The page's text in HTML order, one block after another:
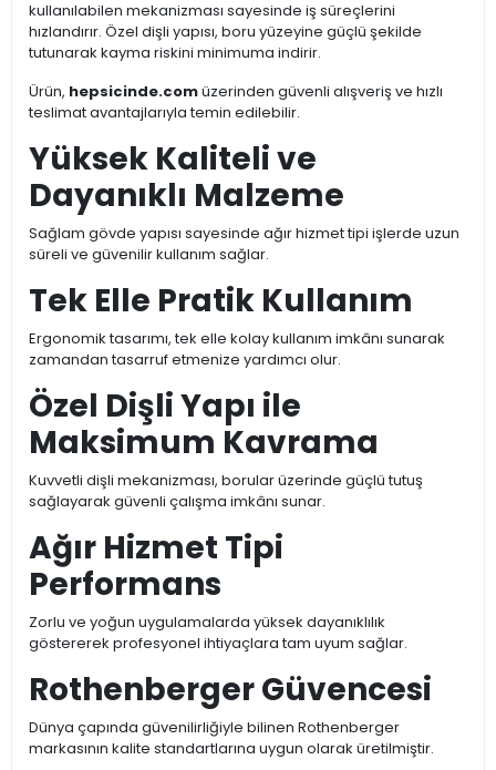
kullanılabilen mekanizması sayesinde iş süreçlerini
hızlandırır. Özel dişli yapısı, boru yüzeyine güçlü şekilde
tutunarak kayma riskini minimuma indirir.
Ürün, hepsicinde.comüzerinden güvenli alışveriş ve hızlı
teslimat avantajlarıyla temin edilebilir.
Yüksek Kaliteli ve
Dayanıklı Malzeme
Sağlam gövde yapısı sayesinde ağır hizmet tipi işlerde uzun
süreli ve güvenilir kullanım sağlar.
Tek Elle Pratik Kullanım
Ergonomik tasarımı, tek elle kolay kullanım imkânı sunarak
zamandan tasarruf etmenize yardımcı olur.
Özel Dişli Yapı ile
Maksimum Kavrama
Kuvvetli dişli mekanizması, borular üzerinde güçlü tutuş
sağlayarak güvenli çalışma imkânı sunar.
Ağır Hizmet Tipi
Performans
Zorlu ve yoğun uygulamalarda yüksek dayanıklılık
göstererek profesyonel ihtiyaçlara tam uyum sağlar.
Rothenberger Güvencesi
Dünya çapında güvenilirliğiyle bilinen Rothenberger
markasının kalite standartlarına uygun olarak üretilmiştir.